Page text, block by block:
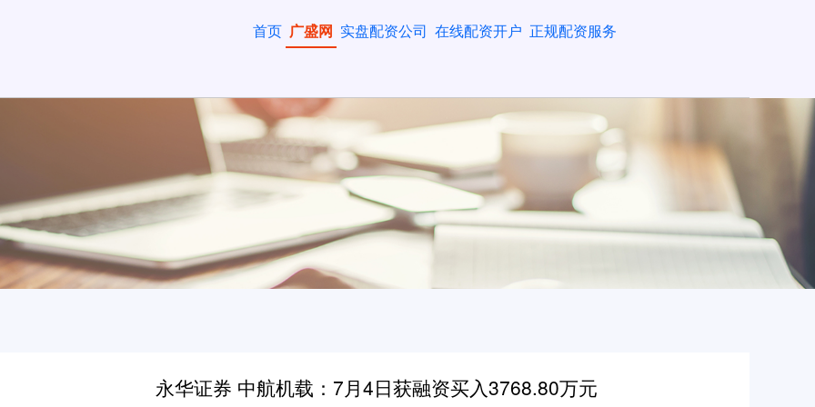
首页 广盛网 实盘配资公司 在线配资开户 正规配资服务
永华证券 中航机载：7月4日获融资买入3768.80万元